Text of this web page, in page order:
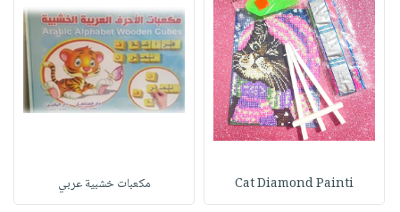
Cat Diamond Painti مكعبات خشبية عربي